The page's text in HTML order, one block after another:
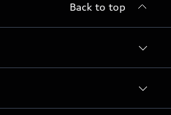
Back to top